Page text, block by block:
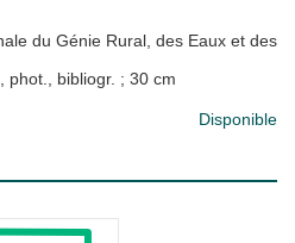
du Génie Rural, des Eaux et des
phot., bibliogr. ; 30 cm
Disponible